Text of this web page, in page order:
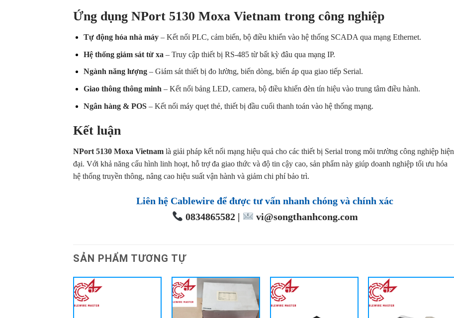
Ứng dụng NPort 5130 Moxa Vietnam trong công nghiệp
Tự động hóa nhà máy– Kết nối PLC, cảm biến, bộ điều khiển vào hệ thống SCADA qua mạng Ethernet.
Hệ thống giám sát từ xa – Truy cập thiết bị RS-485 từ bất kỳ đâu qua mạng IP.
Ngành năng lượng– Giám sát thiết bị đo lường, biến dòng, biến áp qua giao tiếp Serial.
Giao thông thông minh – Kết nối bảng LED, camera, bộ điều khiển đèn tín hiệu vào trung tâm điều hành.
Ngân hàng & POS– Kết nối máy quẹt thẻ, thiết bị đầu cuối thanh toán vào hệ thống mạng.
Kết luận
NPort 5130 Moxa Vietnam là giải pháp kết nối mạng hiệu quả cho các thiết bị Serial trong môi trường công nghiệp hiện
đại. Với khả năng cấu hình linh hoạt, hỗ trợ đa giao thức và độ tin cậy cao, sản phẩm này giúp doanh nghiệp tối ưu hóa
hệ thống truyền thông, nâng cao hiệu suất vận hành và giảm chi phí bảo trì.
Liên hệ Cablewire để được tư vấn nhanh chóng và chính xác
0834865582 |
vi@songthanhcong.com
SẢN PHẨM TƯƠNG TỰ